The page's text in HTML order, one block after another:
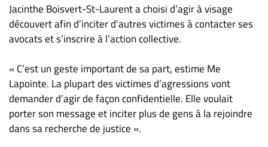
Jacinthe Boisvert-St-Laurent a choisi d’agir à visage
découvert afin d’inciter d’autres victimes à contacter ses
avocats et s’inscrire à l’action collective.
« C’est un geste important de sa part, estime Me
Lapointe. La plupart des victimes d’agressions vont
demander d’agir de façon confidentielle. Elle voulait
porter son message et inciter plus de gens à la rejoindre
dans sa recherche de justice ».